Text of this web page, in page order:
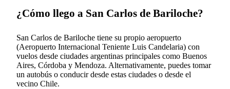
¿Cómo llego a San Carlos de Bariloche?
San Carlos de Bariloche tiene su propio aeropuerto
(Aeropuerto Internacional Teniente Luis Candelaria) con
vuelos desde ciudades argentinas principales como Buenos
Aires, Córdoba y Mendoza. Alternativamente, puedes tomar
un autobús o conducir desde estas ciudades o desde el
vecino Chile.